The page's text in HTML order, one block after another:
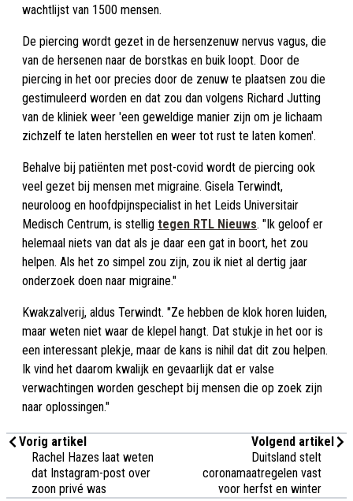
wachtlijst van 1500 mensen.
De piercing wordt gezet in de hersenzenuw nervus vagus, die
van de hersenen naar de borstkas en buik loopt. Door de
piercing in het oor precies door de zenuw te plaatsen zou die
gestimuleerd worden en dat zou dan volgens Richard Jutting
van de kliniek weer 'een geweldige manier zijn om je lichaam
zichzelf te laten herstellen en weer tot rust te laten komen'.
Behalve bij patiënten met post-covid wordt de piercing ook
veel gezet bij mensen met migraine. Gisela Terwindt,
neuroloog en hoofdpijnspecialist in het Leids Universitair
Medisch Centrum, is stellig tegen RTL Nieuws. "Ik geloof er
helemaal niets van dat als je daar een gat in boort, het zou
helpen. Als het zo simpel zou zijn, zou ik niet al dertig jaar
onderzoek doen naar migraine."
Kwakzalverij, aldus Terwindt. "Ze hebben de klok horen luiden,
maar weten niet waar de klepel hangt. Dat stukje in het oor is
een interessant plekje, maar de kans is nihil dat dit zou helpen.
Ik vind het daarom kwalijk en gevaarlijk dat er valse
verwachtingen worden geschept bij mensen die op zoek zijn
naar oplossingen."
Vorig artikel
Rachel Hazes laat weten
dat Instagram-post over
zoon privé was
Volgend artikel
Duitsland stelt
coronamaatregelen vast
voor herfst en winter